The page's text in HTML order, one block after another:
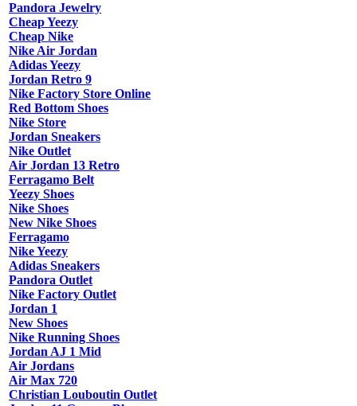
Pandora Jewelry
Cheap Yeezy
Cheap Nike
Nike Air Jordan
Adidas Yeezy
Jordan Retro 9
Nike Factory Store Online
Red Bottom Shoes
Nike Store
Jordan Sneakers
Nike Outlet
Air Jordan 13 Retro
Ferragamo Belt
Yeezy Shoes
Nike Shoes
New Nike Shoes
Ferragamo
Nike Yeezy
Adidas Sneakers
Pandora Outlet
Nike Factory Outlet
Jordan 1
New Shoes
Nike Running Shoes
Jordan AJ 1 Mid
Air Jordans
Air Max 720
Christian Louboutin Outlet